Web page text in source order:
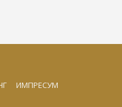
ИМПРЕСУМ